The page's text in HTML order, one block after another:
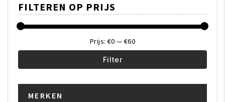
FILTEREN OP PRIJS
Filter
Prijs: €0 — €60
MERKEN